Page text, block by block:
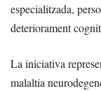
especialitzada,
deteriorament
La iniciativa
malaltia